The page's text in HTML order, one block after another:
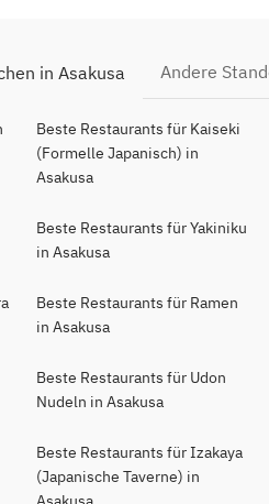
in Asakusa Andere
Beste Restaurants für Kaiseki
(Formelle Japanisch) in
Asakusa
Beste Restaurants für Yakiniku
in Asakusa
Beste Restaurants für Ramen
in Asakusa
Beste Restaurants für Udon
Nudeln in Asakusa
Beste Restaurants für Izakaya
(Japanische Taverne) in